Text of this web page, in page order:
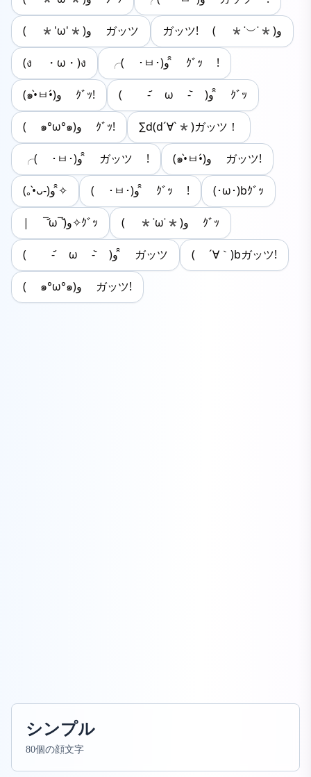
( *'ω'*)و ガッツ ガッツ! ( *˙︶˙*)و
(ง ・ω・)ง ╭( ･ㅂ･)و ̑̑ ｸﾞｯ !
(๑•̀ㅂ•́)و ｸﾞｯ! ( -᷄ ω -᷅ )و ̑̑ ｸﾞｯ
( ๑°ω°๑)و ｸﾞｯ! ∑d(d´∀`*)ガッツ！
╭( ･ㅂ･)و ̑̑ ガッツ ! (๑•̀ㅂ•́)و ガッツ!
(｡•̀ᴗ-)و ̑̑✧ ( ･ㅂ･)و ̑̑ ｸﾞｯ ! (･ω･)bｸﾞｯ
| ‾᷄ω‾᷅)و✧ｸﾞｯ ( *˙ω˙*)و ｸﾞｯ
( -᷄ ω -᷅ )و ̑̑ ガッツ ( ´∀｀)bガッツ!
( ๑°ω°๑)و ガッツ!
シンプル
80個の顔文字